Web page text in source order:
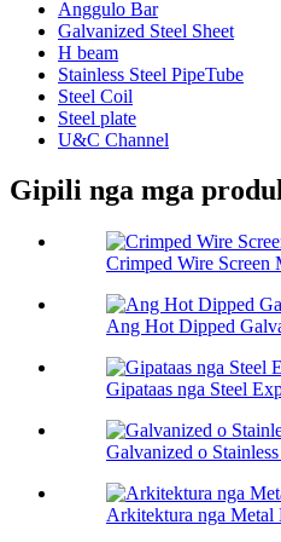
Anggulo Bar
Galvanized Steel Sheet
H beam
Stainless Steel PipeTube
Steel Coil
Steel plate
U&C Channel
Gipili nga mga
Crimped Wire Screen
Ang Hot Dipped
Gipataas nga Steel
Galvanized o
Arkitektura nga Metal